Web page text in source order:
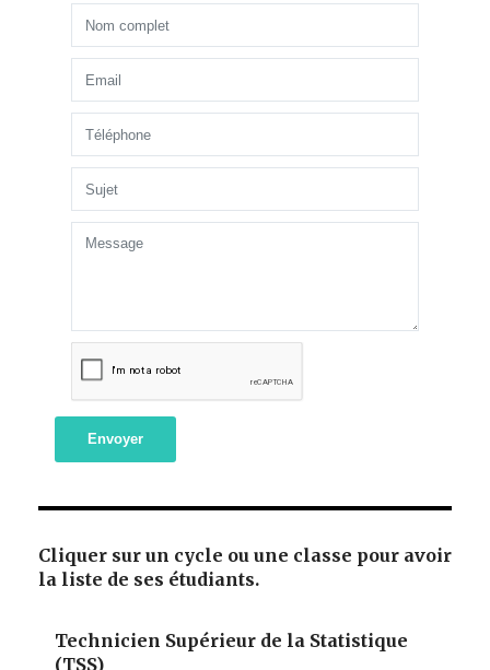
Envoyer
Cliquer sur un cycle ou une classe pour avoir
la liste de ses étudiants.
Technicien Supérieur de la Statistique
(TSS)